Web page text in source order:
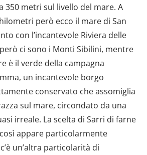
350 metri sul livello del mare. A
però ecco il mare di San
con l’incantevole Riviera delle
ci sono i Monti Sibilini, mentre
è il verde della campagna
un incantevole borgo
conservato che assomiglia
sul mare, circondato da una
irreale. La scelta di Sarri di farne
così appare particolarmente
un’altra particolarità di